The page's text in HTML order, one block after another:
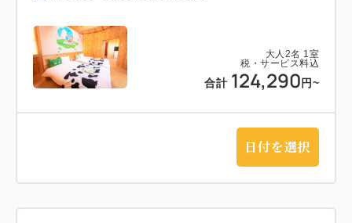
大人 2名 1 室
税・サービス料込
合計 124,290 円~
日付を選択